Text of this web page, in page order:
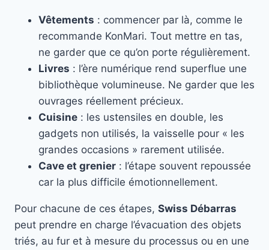
Vêtements : commencer par là, comme le
recommande KonMari. Tout mettre en tas,
ne garder que ce qu’on porte régulièrement.
Livres : l’ère numérique rend superflue une
bibliothèque volumineuse. Ne garder que les
ouvrages réellement précieux.
Cuisine : les ustensiles en double, les
gadgets non utilisés, la vaisselle pour « les
grandes occasions » rarement utilisée.
Cave et grenier : l’étape souvent repoussée
car la plus difficile émotionnellement.
Pour chacune de ces étapes, Swiss Débarras
peut prendre en charge l’évacuation des objets
triés, au fur et à mesure du processus ou en une